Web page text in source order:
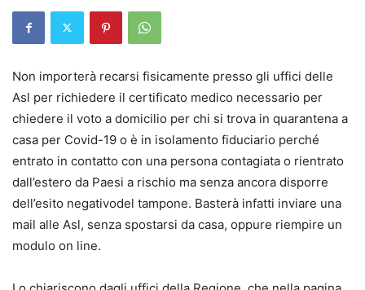
Non importerà recarsi fisicamente presso gli uffici delle
Asl per richiedere il certificato medico necessario per
chiedere il voto a domicilio per chi si trova in quarantena a
casa per Covid-19 o è in isolamento fiduciario perché
entrato in contatto con una persona contagiata o rientrato
dall’estero da Paesi a rischio ma senza ancora disporre
dell’esito negativodel tampone. Basterà infatti inviare una
mail alle Asl, senza spostarsi da casa, oppure riempire un
modulo on line.